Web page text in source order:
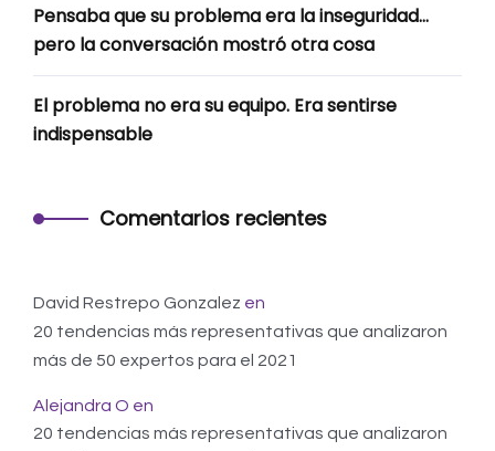
Pensaba que su problema era la inseguridad…
pero la conversación mostró otra cosa
El problema no era su equipo. Era sentirse
indispensable
Comentarios recientes
David Restrepo Gonzalez en
20 tendencias más representativas que analizaron
más de 50 expertos para el 2021
Alejandra O en
20 tendencias más representativas que analizaron